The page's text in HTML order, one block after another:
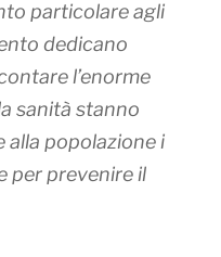
particolare agli
dedicano
l’enorme
sanità stanno
alla popolazione i
per prevenire il